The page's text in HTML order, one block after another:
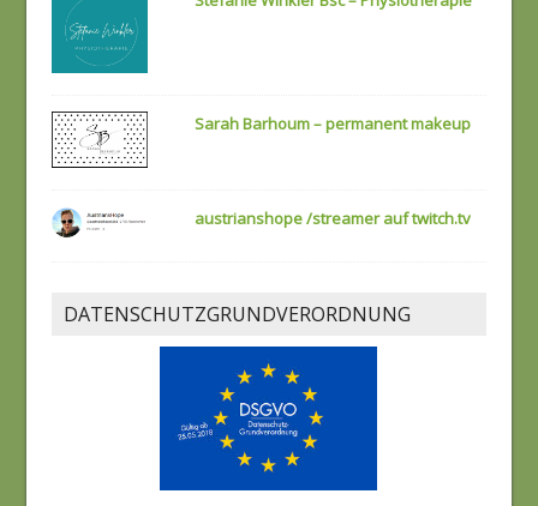
Sarah Barhoum – permanent makeup
austrianshope /streamer auf twitch.tv
DATENSCHUTZGRUNDVERORDNUNG